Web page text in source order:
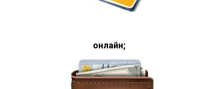
онлайн;